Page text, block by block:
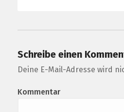
Schreibe einen
Deine E-Mail-Adresse wird
Kommentar